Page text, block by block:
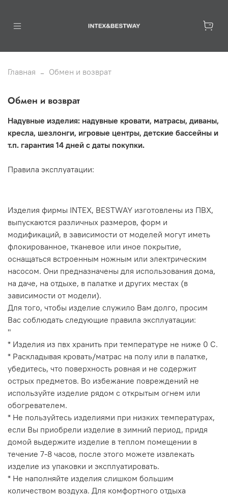
Главная Обмен и возврат
Обмен и возврат
Надувные изделия: надувные кровати, матрасы, диваны,
кресла, шезлонги, игровые центры, детские бассейны и
т.п. гарантия 14 дней с даты покупки.
Правила эксплуатации:
Изделия фирмы INTEX, BESTWAY изготовлены из ПВХ,
выпускаются различных размеров, форм и
модификаций, в зависимости от моделей могут иметь
флокированное, тканевое или иное покрытие,
оснащаться встроенным ножным или электрическим
насосом. Они предназначены для использования дома,
на даче, на отдыхе, в палатке и других местах (в
зависимости от модели).
Для того, чтобы изделие служило Вам долго, просим
Вас соблюдать следующие правила эксплуатации:
"
* Изделия из пвх хранить при температуре не ниже 0 С.
* Раскладывая кровать/матрас на полу или в палатке,
убедитесь, что поверхность ровная и не содержит
острых предметов. Во избежание повреждений не
используйте изделие рядом с открытым огнем или
обогревателем.
* Не пользуйтесь изделиями при низких температурах,
если Вы приобрели изделие в зимний период, придя
домой выдержите изделие в теплом помещении в
течение 7-8 часов, после этого можете извлекать
изделие из упаковки и эксплуатировать.
* Не наполняйте изделия слишком большим
количеством воздуха. Для комфортного отдыха